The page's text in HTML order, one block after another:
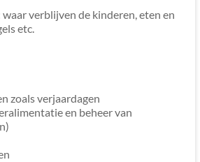
waar verblijven de kinderen, eten en
etc.
zoals verjaardagen
en beheer van